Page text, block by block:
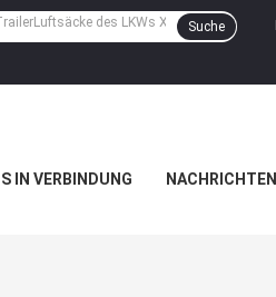
Suche
IN VERBINDUNG NACHRICHTEN